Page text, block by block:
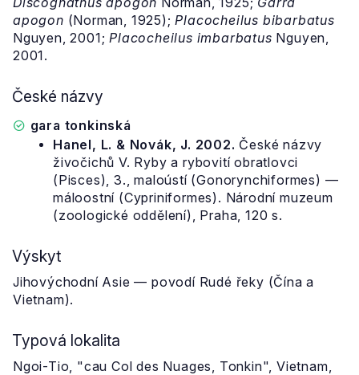
apogon (Norman, 1925);Placocheilus bibarbatus
Nguyen, 2001;Placocheilus imbarbatus Nguyen,
2001.
České názvy
gara tonkinská
Hanel, L. & Novák, J. 2002. České názvy
živočichů V. Ryby a rybovití obratlovci
(Pisces), 3., maloústí (Gonorynchiformes) —
máloostní (Cypriniformes). Národní muzeum
(zoologické oddělení), Praha, 120 s.
Výskyt
Jihovýchodní Asie — povodí Rudé řeky (Čína a
Vietnam).
Typová lokalita
Ngoi-Tio, "cau Col des Nuages, Tonkin", Vietnam,